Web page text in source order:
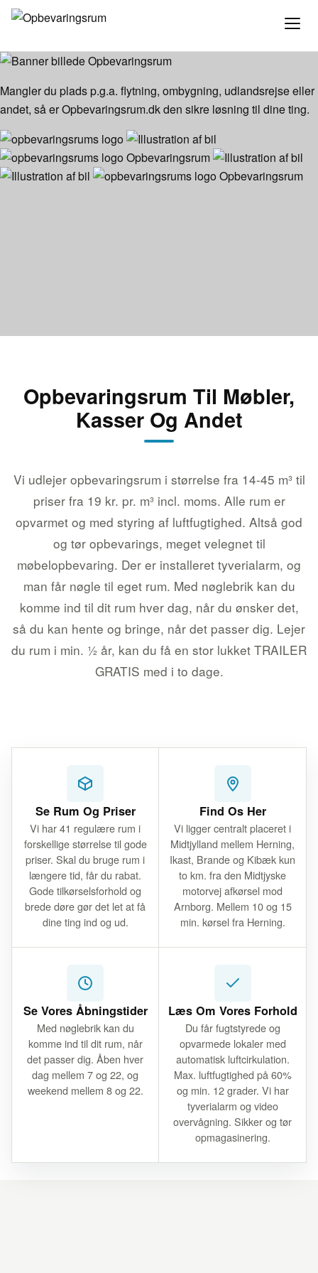
Opbevaringsrum
Mangler du plads p.g.a. flytning, ombygning, udlandsrejse eller
andet, så er Opbevaringsrum.dk den sikre løsning til dine ting.
Opbevaringsrum
Opbevaringsrum
Opbevaringsrum Til Møbler,
Kasser Og Andet
Vi udlejer opbevaringsrum i størrelse fra 14-45 m³ til
priser fra 19 kr. pr. m³ incl. moms. Alle rum er
opvarmet og med styring af luftfugtighed. Altså god
og tør opbevarings, meget velegnet til
møbelopbevaring. Der er installeret tyverialarm, og
man får nøgle til eget rum. Med nøglebrik kan du
komme ind til dit rum hver dag, når du ønsker det,
så du kan hente og bringe, når det passer dig. Lejer
du rum i min. ½ år, kan du få en stor lukket TRAILER
GRATIS med i to dage.
Se Rum Og Priser
Vi har 41 regulære rum i
forskellige størrelse til gode
priser. Skal du bruge rum i
længere tid, får du rabat.
Gode tilkørselsforhold og
brede døre gør det let at få
dine ting ind og ud.
Find Os Her
Vi ligger centralt placeret i
Midtjylland mellem Herning,
Ikast, Brande og Kibæk kun
to km. fra den Midtjyske
motorvej afkørsel mod
Arnborg. Mellem 10 og 15
min. kørsel fra Herning.
Se Vores Åbningstider
Med nøglebrik kan du
komme ind til dit rum, når
det passer dig. Åben hver
dag mellem 7 og 22, og
weekend mellem 8 og 22.
Læs Om Vores Forhold
Du får fugtstyrede og
opvarmede lokaler med
automatisk luftcirkulation.
Max. luftfugtighed på 60%
og min. 12 grader. Vi har
tyverialarm og video
overvågning. Sikker og tør
opmagasinering.